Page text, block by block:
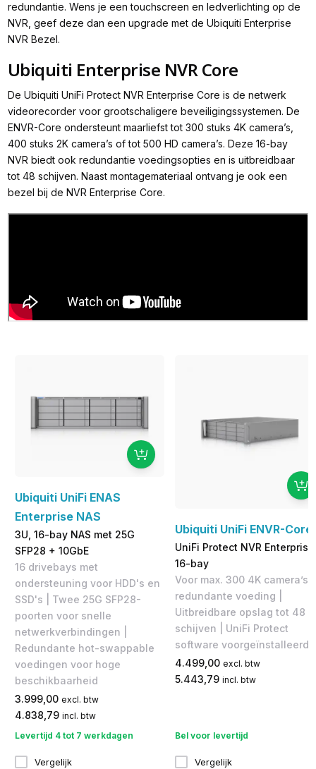
redundantie. Wens je een touchscreen en ledverlichting op de
NVR, geef deze dan een upgrade met de Ubiquiti Enterprise
NVR Bezel.
Ubiquiti Enterprise NVR Core
De Ubiquiti UniFi Protect NVR Enterprise Core is de netwerk
videorecorder voor grootschaligere beveiligingssystemen. De
ENVR-Core ondersteunt maarliefst tot 300 stuks 4K camera’s,
400 stuks 2K camera’s of tot 500 HD camera’s. Deze 16-bay
NVR biedt ook redundantie voedingsopties en is uitbreidbaar
tot 48 schijven. Naast montagemateriaal ontvang je ook een
bezel bij de NVR Enterprise Core.
Ubiquiti UniFi ENAS
Enterprise NAS
3U, 16-bay NAS met 25G
SFP28 + 10GbE
16 drivebays met
ondersteuning voor HDD's en
SSD's | Twee 25G SFP28-
poorten voor snelle
netwerkverbindingen |
Redundante hot-swappable
voedingen voor hoge
beschikbaarheid
3.999,00 excl. btw
4.838,79 incl. btw
Levertijd 4 tot 7 werkdagen
Vergelijk
Ubiquiti UniFi ENVR-Core
UniFi Protect NVR
16-bay
Voor max. 300 4K camera’s,
redundante voeding |
Uitbreidbare opslag tot 48
schijven | UniFi Protect
software voorgeïnstalleerd
4.499,00 excl. btw
5.443,79 incl. btw
Bel voor levertijd
Vergelijk